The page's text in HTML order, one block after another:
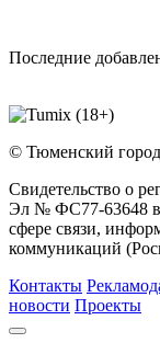
Последние
© Тюменский
Свидетельство о
Эл № ФС77-63648
сфере связи,
коммуникаций
Контакты
новости Проекты